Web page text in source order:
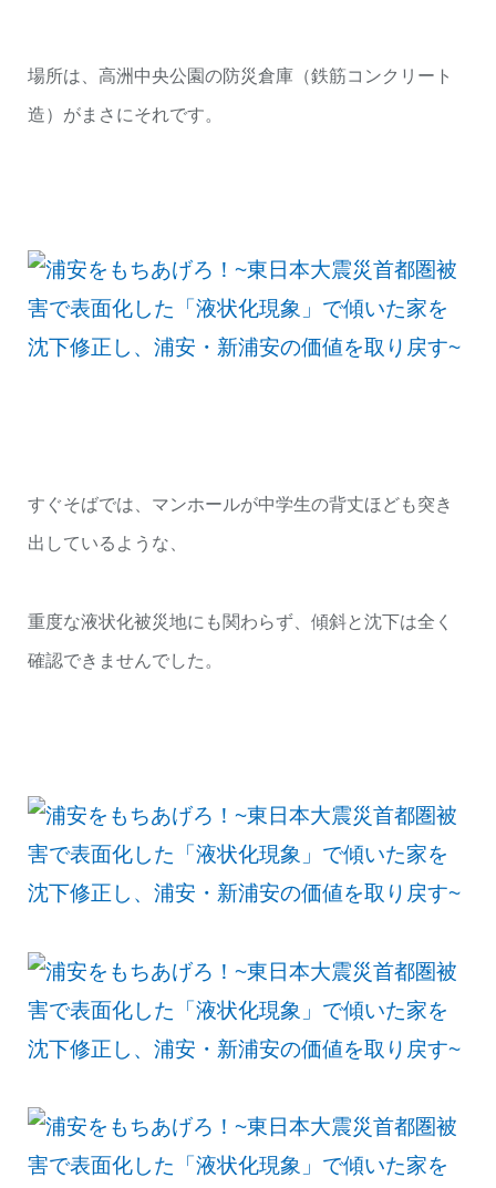
場所は、高洲中央公園の防災倉庫（鉄筋コンクリート
造）がまさにそれです。
すぐそばでは、マンホールが中学生の背丈ほども突き
出しているような、
重度な液状化被災地にも関わらず、傾斜と沈下は全く
確認できませんでした。